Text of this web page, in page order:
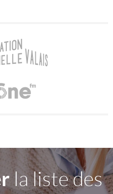
la liste des